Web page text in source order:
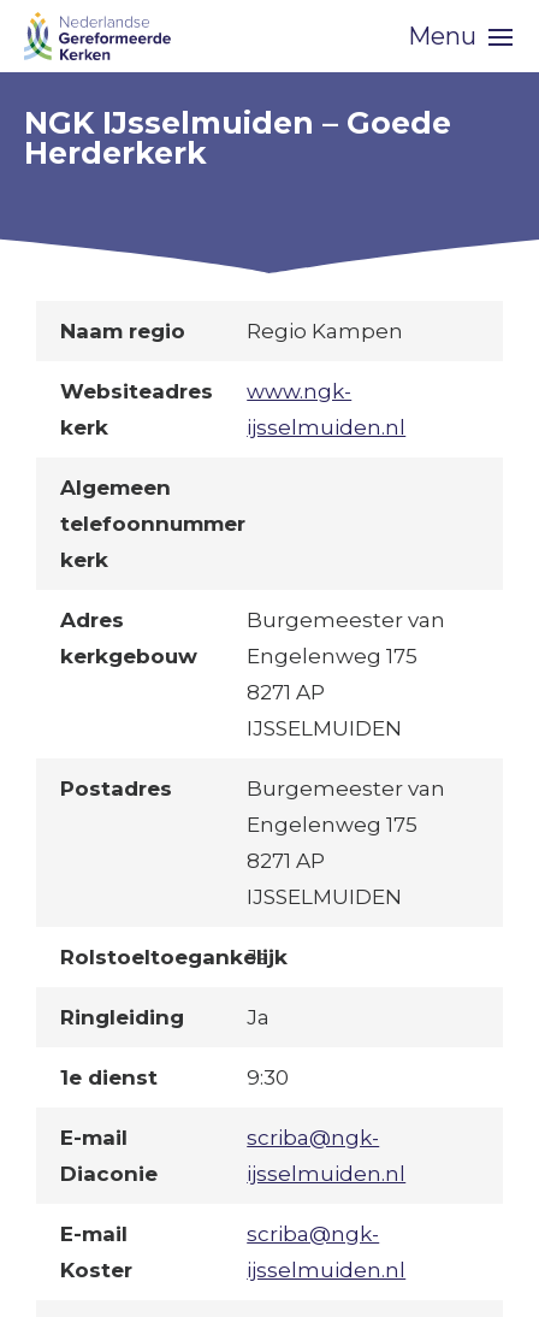
Skip
navigation
Menu
NGK IJsselmuiden – Goede
Herderkerk
Naam regio Regio Kampen
Websiteadres
kerk
www.ngk-
ijsselmuiden.nl
Algemeen
telefoonnummer
kerk
Adres
kerkgebouw
Burgemeester van
Engelenweg 175
8271 AP
IJSSELMUIDEN
Postadres
Burgemeester van
Engelenweg 175
8271 AP
IJSSELMUIDEN
Rolstoeltoegankelijk
Ja
Ringleiding Ja
1e dienst 9:30
E-mail
Diaconie
scriba@ngk-
ijsselmuiden.nl
E-mail
Koster
scriba@ngk-
ijsselmuiden.nl